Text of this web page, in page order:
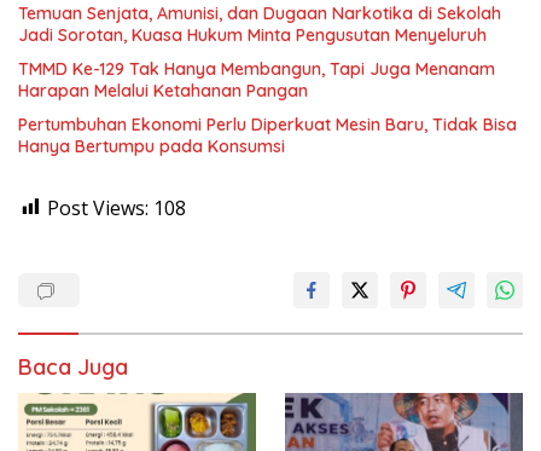
Temuan Senjata, Amunisi, dan Dugaan Narkotika di Sekolah
Jadi Sorotan, Kuasa Hukum Minta Pengusutan Menyeluruh
TMMD Ke-129 Tak Hanya Membangun, Tapi Juga Menanam
Harapan Melalui Ketahanan Pangan
Pertumbuhan Ekonomi Perlu Diperkuat Mesin Baru, Tidak Bisa
Hanya Bertumpu pada Konsumsi
Post Views: 108
Baca Juga